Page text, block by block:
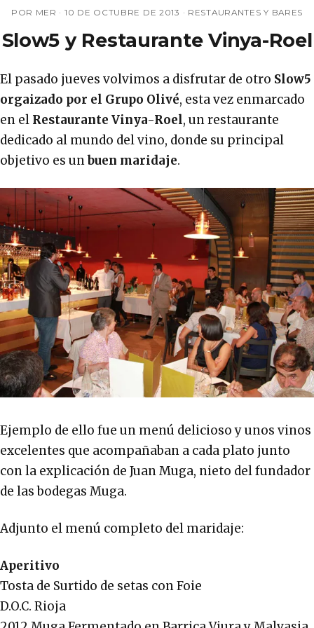
POR MER · 10 DE OCTUBRE DE 2013 · RESTAURANTES Y BARES
Slow5 y Restaurante Vinya-Roel
El pasado jueves volvimos a disfrutar de otro Slow5
orgaizado por el Grupo Olivé, esta vez enmarcado
en el Restaurante Vinya-Roel, un restaurante
dedicado al mundo del vino, donde su principal
objetivo es unbuen maridaje.
Ejemplo de ello fue un menú delicioso y unos vinos
excelentes que acompañaban a cada plato junto
con la explicación de Juan Muga, nieto del fundador
de las bodegas Muga.
Adjunto el menú completo del maridaje:
Aperitivo
Tosta de Surtido de setas con Foie
D.O.C. Rioja